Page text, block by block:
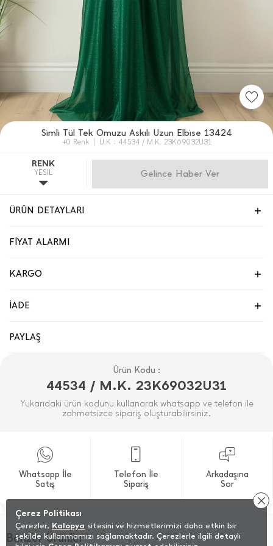
Si̇mli̇ Tül Tek Omuzu Askılı Uzun Elbi̇se 13424
+0 Renk Ü.K : 44534 / M.K. 23K69032U31
RENK
YESIL Gelince Haber Ver
ÜRÜN DETAYLARI
FİYAT ALARMI
KARGO
İADE
PAYLAŞ
Ürün Kodu :
44534 / M.K. 23K69032U31
Yukarıdaki ürün kodunu kullanarak whatsapp ve telefon ile
zahmetsizce sipariş oluşturabilirsiniz.
Whatsapp İle
Satış
Telefon İle
Sipariş
Arkadaşına
Sor
Benzer Ürünler
Çerez Politikası
Çerezler, Kalopya sitesini ve hizmetlerimizi daha etkin bir
şekilde kullanmamızı sağlamaktadır. Çerezlerle ilgili detaylı